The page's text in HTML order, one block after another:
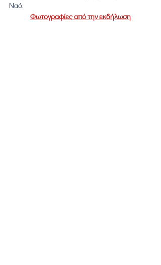
Ναό.
Φωτογραφίες από την εκδήλωση